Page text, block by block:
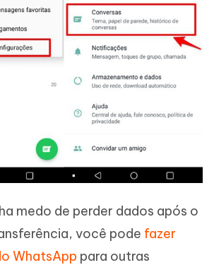
medo de perder dados após o
você pode fazer
WhatsApp para outras